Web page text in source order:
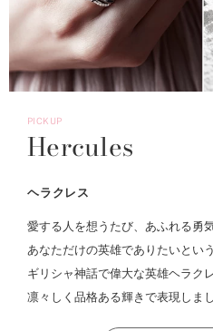
PICKUP
Hercules
ヘラクレス
愛する人を想うたび、あふれる勇気
あなただけの英雄でありたいとい
ギリシャ神話で偉大な英雄ヘラク
凛々しく品格ある輝きで表現しまし